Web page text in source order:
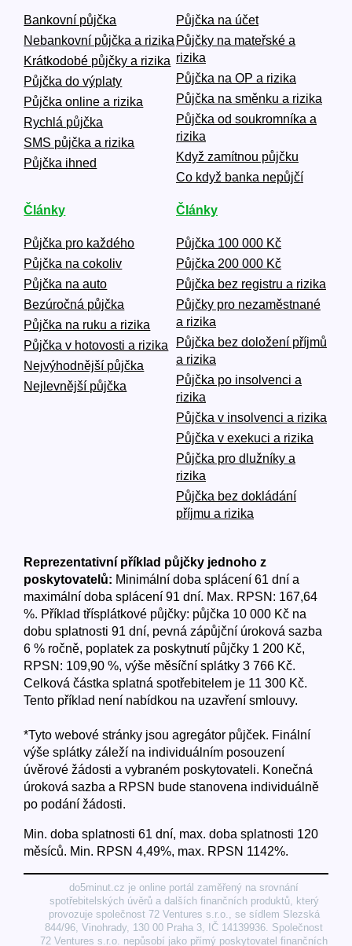
Bankovní půjčka
Nebankovní půjčka a rizika
Krátkodobé půjčky a rizika
Půjčka do výplaty
Půjčka online a rizika
Rychlá půjčka
SMS půjčka a rizika
Půjčka ihned
Půjčka na účet
Půjčky na mateřské a
rizika
Půjčka na OP a rizika
Půjčka na směnku a rizika
Půjčka od soukromníka a
rizika
Když zamítnou půjčku
Co když banka nepůjčí
Články
Půjčka pro každého
Půjčka na cokoliv
Půjčka na auto
Bezúročná půjčka
Půjčka na ruku a rizika
Půjčka v hotovosti a rizika
Nejvýhodnější půjčka
Nejlevnější půjčka
Články
Půjčka 100 000 Kč
Půjčka 200 000 Kč
Půjčka bez registru a rizika
Půjčky pro nezaměstnané
a rizika
Půjčka bez doložení příjmů
a rizika
Půjčka po insolvenci a
rizika
Půjčka v insolvenci a rizika
Půjčka v exekuci a rizika
Půjčka pro dlužníky a
rizika
Půjčka bez dokládání
příjmu a rizika
Reprezentativní příklad půjčky jednoho z
poskytovatelů: Minimální doba splácení 61 dní a
maximální doba splácení 91 dní. Max. RPSN: 167,64
%. Příklad třísplátkové půjčky: půjčka 10 000 Kč na
dobu splatnosti 91 dní, pevná zápůjční úroková sazba
6 % ročně, poplatek za poskytnutí půjčky 1 200 Kč,
RPSN: 109,90 %, výše měsíční splátky 3 766 Kč.
Celková částka splatná spotřebitelem je 11 300 Kč.
Tento příklad není nabídkou na uzavření smlouvy.
*Tyto webové stránky jsou agregátor půjček. Finální
výše splátky záleží na individuálním posouzení
úvěrové žádosti a vybraném poskytovateli. Konečná
úroková sazba a RPSN bude stanovena individuálně
po podání žádosti.
Min. doba splatnosti 61 dní, max. doba splatnosti 120
měsíců. Min. RPSN 4,49%, max. RPSN 1142%.
do5minut.cz je online portál zaměřený na srovnání
spotřebitelských úvěrů a dalších finančních produktů, který
provozuje společnost 72 Ventures s.r.o., se sídlem Slezská
844/96, Vinohrady, 130 00 Praha 3, IČ 14139936. Společnost
72 Ventures s.r.o. nepůsobí jako přímý poskytovatel finančních